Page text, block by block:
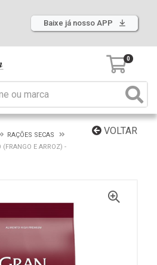
Baixe já nosso APP
0
VOLTAR
RAÇÕES SECAS
E ARROZ) -